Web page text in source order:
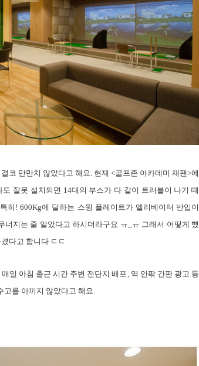
코 만만치 않았다고 해요 현재 <골프존 아카데미 재팬>에
도 잘못 설치되면 14대의 부스가 다 같이 트러블이 나기 때
특히 ! 600Kg에 달하는 스윙 플레이트가 엘리베이터 반입이
너지는 줄 알았다고 하시더라구요 ㅠ ㅠ 그래서 어떻게 했
다고 합니다 ㄷㄷ
매일 아침 출근 시간 주변 전단지 배포 역 안팎 간판 광고 등
고를 아끼지 않았다고 해요